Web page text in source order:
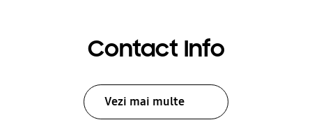
Contact Info
Vezi mai multe